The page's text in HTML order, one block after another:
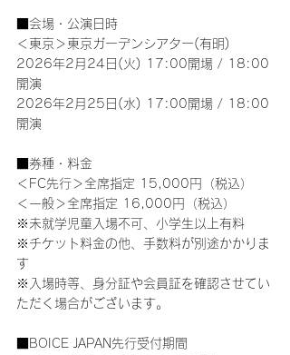
■会場・公演日時
＜東京＞東京ガーデンシアター(有明)
2026年2月24日(火) 17:00開場 / 18:00
開演
2026年2月25日(水) 17:00開場 / 18:00
開演
■券種・料金
＜FC先行＞全席指定 15,000円（税込）
＜一般＞全席指定 16,000円（税込）
※未就学児童入場不可、小学生以上有料
※チケット料金の他、手数料が別途かかりま
す
※入場時等、身分証や会員証を確認させてい
ただく場合がございます。
■BOICE JAPAN先行受付期間